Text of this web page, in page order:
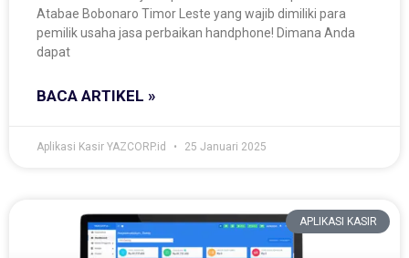
Atabae Bobonaro Timor Leste yang wajib dimiliki para
pemilik usaha jasa perbaikan handphone! Dimana Anda
dapat
BACA ARTIKEL »
Aplikasi Kasir YAZCORP.id 25 Januari 2025
APLIKASI KASIR